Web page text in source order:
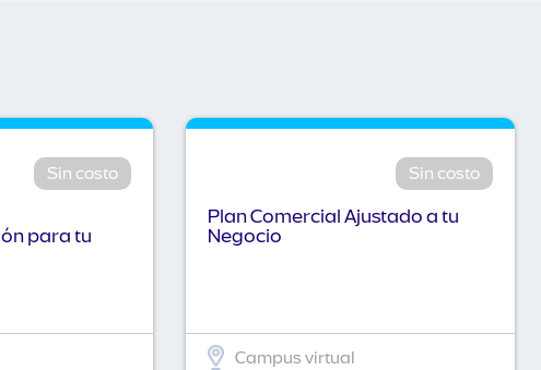
Sin costo
para tu
Sin costo
Plan Comercial Ajustado a tu
Negocio
Campus virtual